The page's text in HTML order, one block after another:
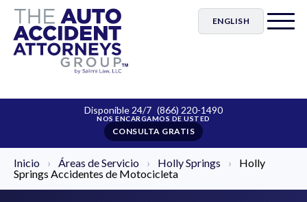
ENGLISH
Disponible 24/7 (866) 220-1490
CONSULTA GRATIS
Inicio › Áreas de Servicio › Holly Springs ›
Holly
Springs Accidentes de Motocicleta